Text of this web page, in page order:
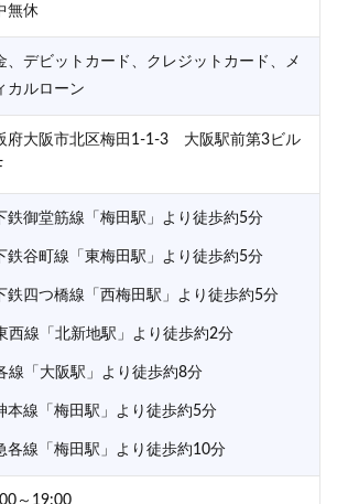
無休
、デビットカード、クレジットカード、メ
カルローン
府大阪市北区梅田1-1-3 大阪駅前第3ビル
鉄御堂筋線「梅田駅」より徒歩約5分
鉄谷町線「東梅田駅」より徒歩約5分
鉄四つ橋線「西梅田駅」より徒歩約5分
西線「北新地駅」より徒歩約2分
線「大阪駅」より徒歩約8分
本線「梅田駅」より徒歩約5分
各線「梅田駅」より徒歩約10分